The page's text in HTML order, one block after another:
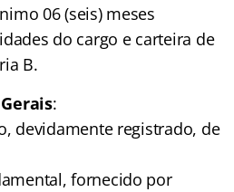
06 (seis) meses
do cargo e carteira de
B.
:
devidamente registrado, de
fornecido por